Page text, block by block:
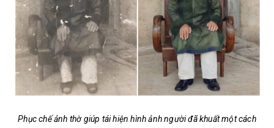
Phục chế ảnh thờ giúp tái hiện hình ảnh người đã khuất một cách